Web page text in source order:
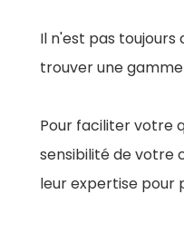
Il n'est pas
trouver une
Pour faciliter votre
sensibilité de votre
leur expertise pour